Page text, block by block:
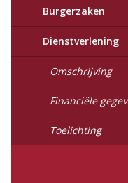
Burgerzaken
Dienstverlening
Omschrijving
Financiële
Toelichting